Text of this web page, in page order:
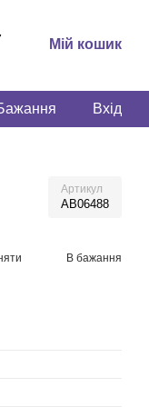
Мій кошик
Вхід
Артикул
AB06488
В бажання